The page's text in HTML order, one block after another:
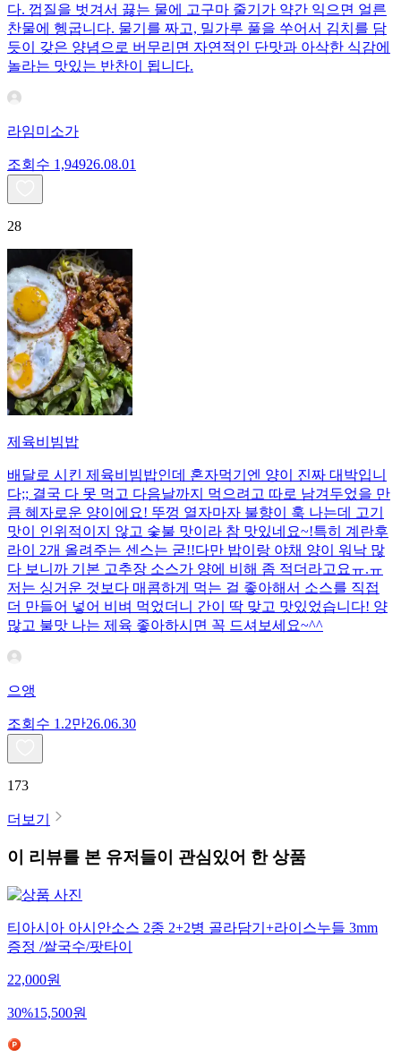
다. 껍질을 벗겨서 끓는 물에 고구마 줄기가 약간 익으면 얼른
찬물에 헹굽니다. 물기를 짜고, 밀가루 풀을 쑤어서 김치를 담
듯이 갖은 양념으로 버무리면 자연적인 단맛과 아삭한 식감에
놀라는 맛있는 반찬이 됩니다.
라임미소가
조회수 1,94926.08.01
28
제육비빔밥
배달로 시킨 제육비빔밥인데 혼자먹기엔 양이 진짜 대박입니
다;; 결국 다 못 먹고 다음날까지 먹으려고 따로 남겨두었을 만
큼 혜자로운 양이에요! 뚜껑 열자마자 불향이 훅 나는데 고기
맛이 인위적이지 않고 숯불 맛이라 참 맛있네요~!특히 계란후
라이 2개 올려주는 센스는 굳!! ​다만 밥이랑 야채 양이 워낙 많
다 보니까 기본 고추장 소스가 양에 비해 좀 적더라고요ㅠ.ㅠ
저는 싱거운 것보다 매콤하게 먹는 걸 좋아해서 소스를 직접
더 만들어 넣어 비벼 먹었더니 간이 딱 맞고 맛있었습니다! 양
많고 불맛 나는 제육 좋아하시면 꼭 드셔보세요~^^
으앵
조회수 1.2만26.06.30
173
더보기
이 리뷰를 본 유저들이 관심있어 한 상품
티아시아 아시안소스 2종 2+2병 골라담기+라이스누들 3mm
증정 /쌀국수/팟타이
22,000원
30%15,500원